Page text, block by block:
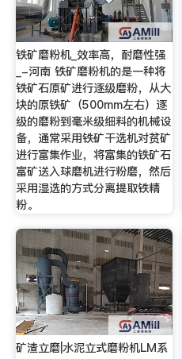
铁矿磨粉机_效率高，耐磨性强
_-河南 铁矿磨粉机的是一种将
铁矿石原矿进行逐级磨粉，从大
块的原铁矿（500mm左右）逐
级的磨粉到毫米级细料的机械设
备，通常采用铁矿干选机对贫矿
进行富集作业，将富集的铁矿石
富矿送入球磨机进行粉磨，然后
采用湿选的方式分离提取铁精
粉。
矿渣立磨|水泥立式磨粉机LM系